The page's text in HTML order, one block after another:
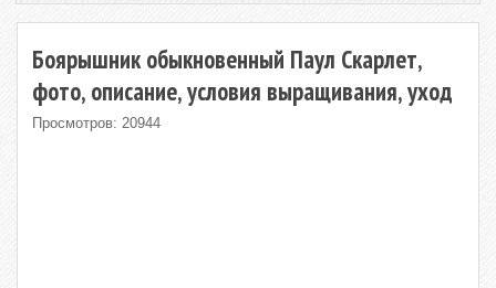
Боярышник обыкновенный Паул Скарлет,
фото, описание, условия выращивания, уход
Просмотров: 20944